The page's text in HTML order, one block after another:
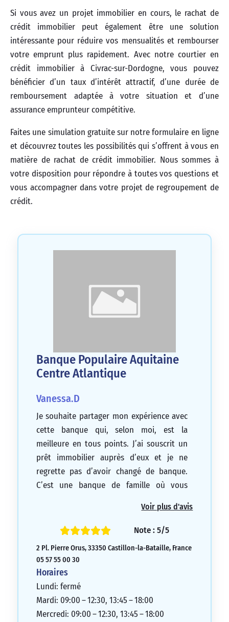
Si vous avez un projet immobilier en cours, le rachat de
crédit immobilier peut également être une solution
intéressante pour réduire vos mensualités et rembourser
votre emprunt plus rapidement. Avec notre courtier en
crédit immobilier à Civrac-sur-Dordogne, vous pouvez
bénéficier d’un taux d’intérêt attractif, d’une durée de
remboursement adaptée à votre situation et d’une
assurance emprunteur compétitive.
Faites une simulation gratuite sur notre formulaire en ligne
et découvrez toutes les possibilités qui s’offrent à vous en
matière de rachat de crédit immobilier. Nous sommes à
votre disposition pour répondre à toutes vos questions et
vous accompagner dans votre projet de regroupement de
crédit.
Banque Populaire Aquitaine
Centre Atlantique
Vanessa.D
Je souhaite partager mon expérience avec
cette banque qui, selon moi, est la
meilleure en tous points. J’ai souscrit un
prêt immobilier auprès d’eux et je ne
regrette pas d’avoir changé de banque.
C’est une banque de famille où vous
avec un taux avantageux et des conseillers
très compétents, humains et facilement
ne peux rien reprocher. Je la recommande
fortement. Merci encore à vous.
Mme Dunogué Vanessa
Voir plus d'avis
Note : 5/5
2 Pl. Pierre Orus, 33350 Castillon-la-Bataille, France
05 57 55 00 30
Horaires
Lundi: fermé
Mardi: 09:00 – 12:30, 13:45 – 18:00
Mercredi: 09:00 – 12:30, 13:45 – 18:00